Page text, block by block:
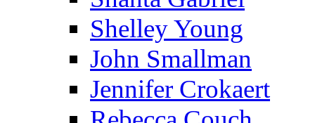
Shelley Young
John Smallman
Jennifer Crokaert